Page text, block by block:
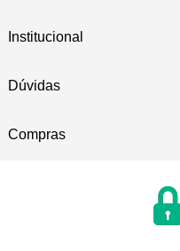
Institucional
Dúvidas
Compras